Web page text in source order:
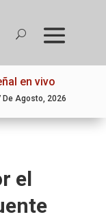
en vivo
De Agosto, 2026
el